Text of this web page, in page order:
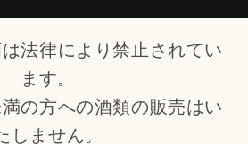
法律により禁止されてい
ます。
の方への酒類の販売はい
しません。